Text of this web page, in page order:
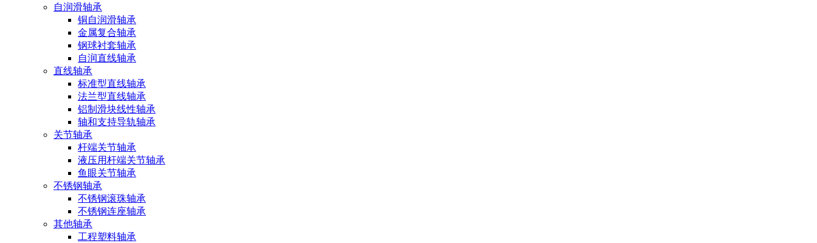
自润滑轴承
铜自润滑轴承
金属复合轴承
钢球衬套轴承
自润直线轴承
直线轴承
标准型直线轴承
法兰型直线轴承
铝制滑块线性轴承
轴和支持导轨轴承
关节轴承
杆端关节轴承
液压用杆端关节轴承
鱼眼关节轴承
不锈钢轴承
不锈钢滚珠轴承
不锈钢连座轴承
其他轴承
工程塑料轴承